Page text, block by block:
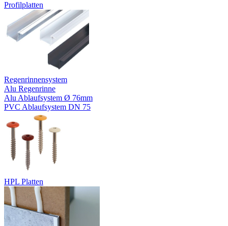
Profilplatten
Regenrinnensystem
Alu Regenrinne
Alu Ablaufsystem Ø 76mm
PVC Ablaufsystem DN 75
HPL Platten